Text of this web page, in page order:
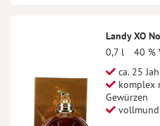
Landy XO
0,7 l
40 %
ca. 25
komplex
Gewürzen